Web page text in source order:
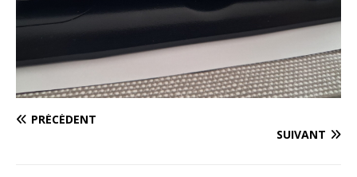
PRÉCÉDENT
SUIVANT